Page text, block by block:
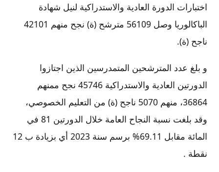
اختبارات الدورة العادية والاستدراكية لنيل شهادة
الباكالوريا وصل 56109 مترشح (ة) نجح منهم 42101
ناجح (ة).
و بلغ عدد المترشحين المتمدرسين الذين اجتازوا
الدورتين العادية والاستدراكية 45746 نجح ممنهم
36864، منهم 5070 ناجح (ة) من التعليم الخصوصي،
وقد بلغت نسبة النجاح العامة خلال الدورتين 81 في
المائة مقابل 69.11% برسم سنة 2023 أي بزيادة ب 12
نقطة .